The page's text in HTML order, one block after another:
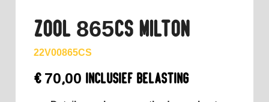
ZOOL 865CS MILTON
22V00865CS
€ 70,00 Inclusief belasting